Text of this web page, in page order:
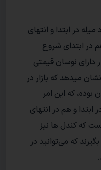
و 4 نیز وجود میله در ابتدا و انتهای
در ابتدای شروع
دارای نوسان قیمتی
در شکل 5 و 6 نیز نشان میدهد که بازار در
بوده، که این امر
و هم در انتهای
که کندل ها نیز
که می‌توانید در